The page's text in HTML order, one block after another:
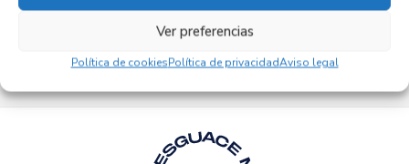
Ver preferencias
Política de cookiesPolítica de privacidadAviso legal